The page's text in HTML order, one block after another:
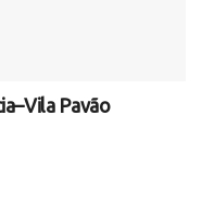
Pavão